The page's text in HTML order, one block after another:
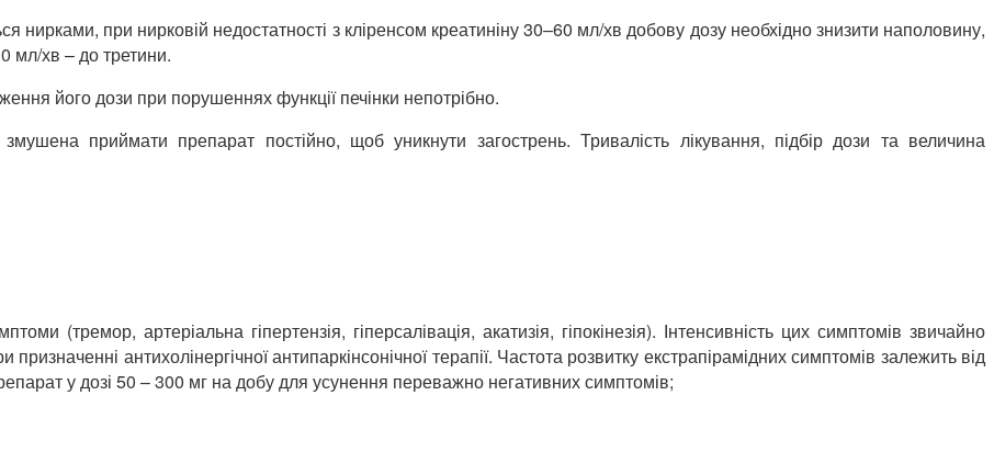
нирками, при нирковій недостатності з кліренсом креатиніну 30–60 мл/хв добову дозу необхідно знизити наполовину,
мл/хв – до третини.
його дози при порушеннях функції печінки непотрібно.
приймати препарат постійно, щоб уникнути загострень. Тривалість лікування, підбір дози та величина
(тремор, артеріальна гіпертензія, гіперсалівація, акатизія, гіпокінезія). Інтенсивність цих симптомів звичайно
антихолінергічної антипаркінсонічної терапії. Частота розвитку екстрапірамідних симптомів залежить від
у дозі 50 – 300 мг на добу для усунення переважно негативних симптомів;